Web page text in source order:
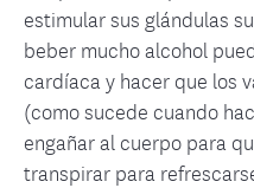
estimular sus glándulas
beber mucho alcohol
cardíaca y hacer que los
(como sucede cuando
engañar al cuerpo para
transpirar para